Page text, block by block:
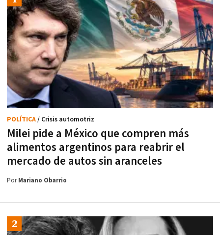
Milei pide a México que compren más
alimentos argentinos para reabrir el
mercado de autos sin aranceles
POLÍTICA/ Crisis automotriz
PorMariano Obarrio